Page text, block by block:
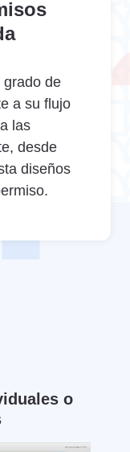
grado de
a su flujo
las
desde
diseños
o